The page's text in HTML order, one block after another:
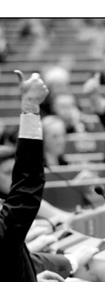
Il y a
Quels sont